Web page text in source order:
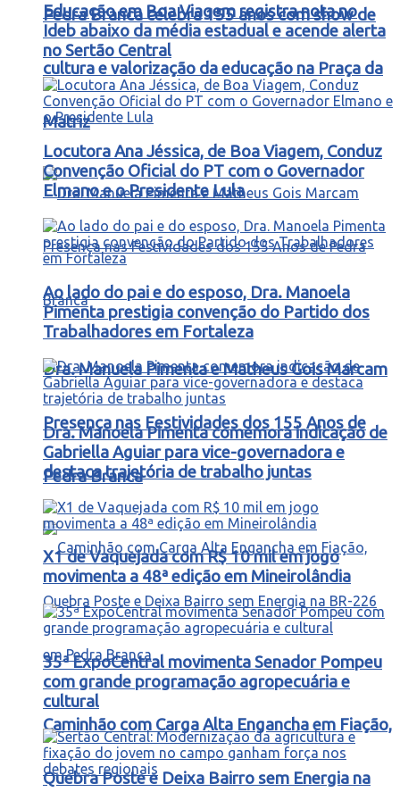
Pedra Branca celebra 155 anos com show de
cultura e valorização da educação na Praça da
Matriz
Dra. Manuela Pimenta e Matheus Gois Marcam
Presença nas Festividades dos 155 Anos de
Pedra Branca
Caminhão com Carga Alta Engancha em Fiação,
Quebra Poste e Deixa Bairro sem Energia na
Educação em Boa Viagem registra nota no
Ideb abaixo da média estadual e acende alerta
no Sertão Central
Locutora Ana Jéssica, de Boa Viagem, Conduz
Convenção Oficial do PT com o Governador
Elmano e o Presidente Lula
Ao lado do pai e do esposo, Dra. Manoela
Pimenta prestigia convenção do Partido dos
Trabalhadores em Fortaleza
Dra. Manoela Pimenta comemora indicação de
Gabriella Aguiar para vice-governadora e
destaca trajetória de trabalho juntas
X1 de Vaquejada com R$ 10 mil em jogo
movimenta a 48ª edição em Mineirolândia
35ª ExpoCentral movimenta Senador Pompeu
com grande programação agropecuária e
cultural